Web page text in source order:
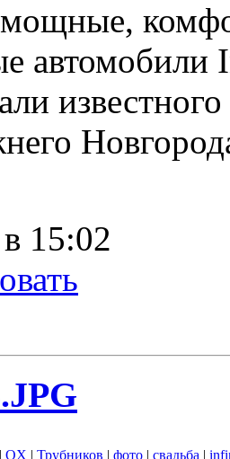
15:02
| QX | Трубников | фото | свадьба |